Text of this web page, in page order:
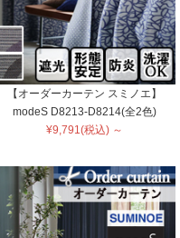
【オーダーカーテン スミノエ】
modeS D8213-D8214(全2色)
¥9,791(税込) ～